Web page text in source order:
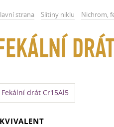
strana Slitiny niklu Nichrom,
Fekální drát Cr15Al5